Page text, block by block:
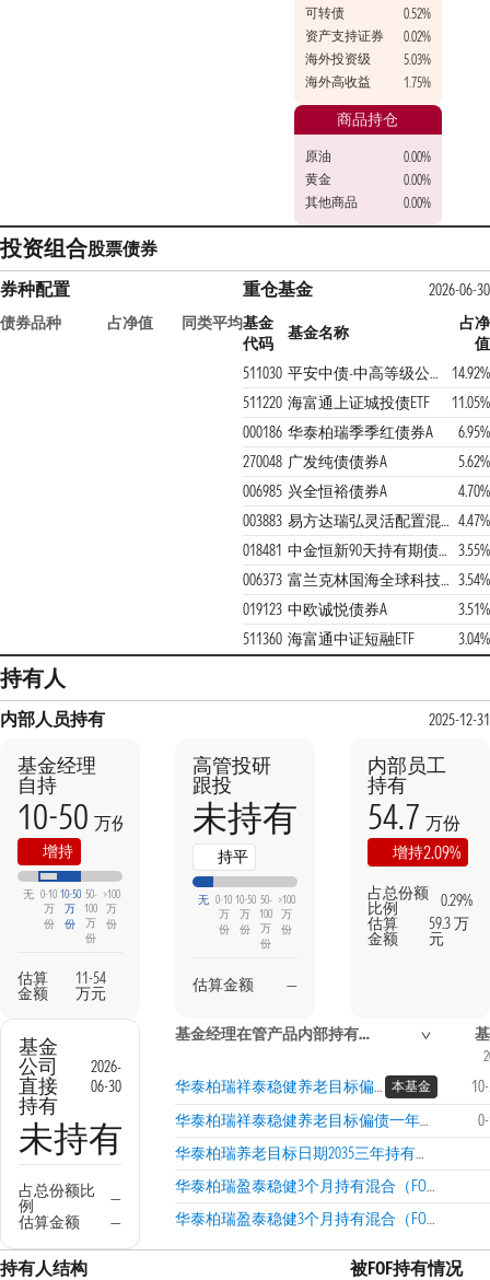
可转债
0.52%
资产支持证券
0.02%
海外投资级
5.03%
海外高收益
1.75%
商品持仓
原油
0.00%
黄金
0.00%
其他商品
0.00%
投资组合股票债券
券种配置
债券品种 占净值 同类平均
重仓基金
2026-06-30
基金
代码
基金名称
占净
值
511030
平安中债-中高等级公司债利差因子ETF
14.92%
511220 海富通上证城投债ETF
11.05%
000186 华泰柏瑞季季红债券A
6.95%
270048 广发纯债债券A
5.62%
006985 兴全恒裕债券A
4.70%
003883
易方达瑞弘灵活配置混合C 4.47%
018481
中金恒新90天持有期债券A
3.55%
006373
富兰克林国海全球科技互联混合(QDII)A 3.54%
019123 中欧诚悦债券A
3.51%
511360 海富通中证短融ETF 3.04%
持有人
内部人员持有 2025-12-31
基金经理
自持
10-50 万份
增持
上期
无 0-10
万
份
10-50
万
份
50-
100
万
份
>100
万
份
估算
金额
11-54
万元
高管投研
跟投
未持有
持平
无 0-10
万
份
10-50
万
份
50-
100
万
份
>100
万
份
估算金额 —
内部员工
持有
54.7 万份
增持2.09%
占总份额
比例
0.29%
估算
金额
59.3 万
元
基金
公司
直接
持有
2026-
06-30
未持有
占总份额比
例
—
估算金额
—
基金经理在管产品内部持有信息
华泰柏瑞祥泰稳健养老目标偏债一年（FOF）A 本基金
华泰柏瑞祥泰稳健养老目标偏债一年（FOF）Y
华泰柏瑞养老目标日期2035三年持有期混合发起式（FOF）
华泰柏瑞盈泰稳健3个月持有混合（FOF）A
华泰柏瑞盈泰稳健3个月持有混合（FOF）C
持有人结构 被FOF持有情况